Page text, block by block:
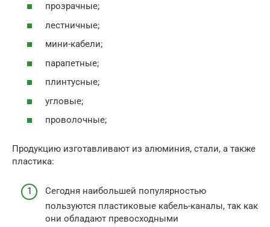
прозрачные;
лестничные;
мини-кабели;
парапетные;
плинтусные;
угловые;
проволочные;
Продукцию изготавливают из алюминия, стали, а также
пластика:
Сегодня наибольшей популярностью
пользуются пластиковые кабель-каналы, так как
они обладают превосходными